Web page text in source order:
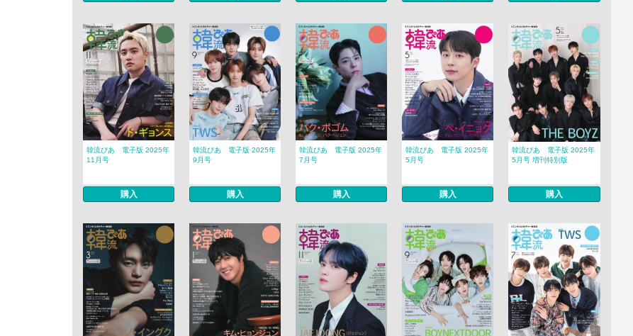
韓流ぴあ 電子版 2025年
11月号
購入
韓流ぴあ 電子版 2025年
9月号
購入
韓流ぴあ 電子版 2025年
7月号
購入
韓流ぴあ 電子版 2025年
5月号
購入
韓流ぴあ 電子版 2025年
5月号 増刊特別版
購入